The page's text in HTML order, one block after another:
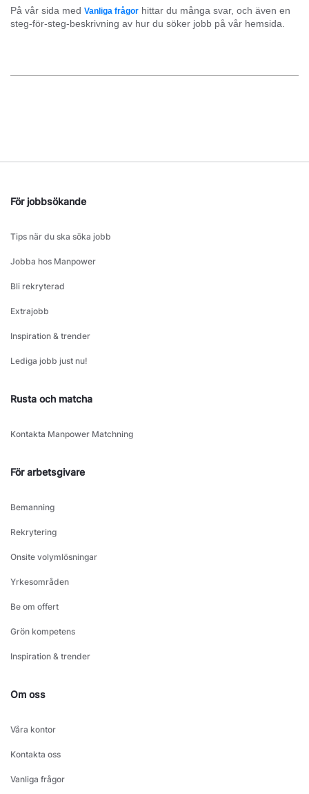
På vår sida med Vanliga frågor hittar du många svar, och även en
steg-för-steg-beskrivning av hur du söker jobb på vår hemsida.
För jobbsökande
Tips när du ska söka jobb
Jobba hos Manpower
Bli rekryterad
Extrajobb
Inspiration & trender
Lediga jobb just nu!
Rusta och matcha
Kontakta Manpower Matchning
För arbetsgivare
Bemanning
Rekrytering
Onsite volymlösningar
Yrkesområden
Be om offert
Grön kompetens
Inspiration & trender
Om oss
Våra kontor
Kontakta oss
Vanliga frågor